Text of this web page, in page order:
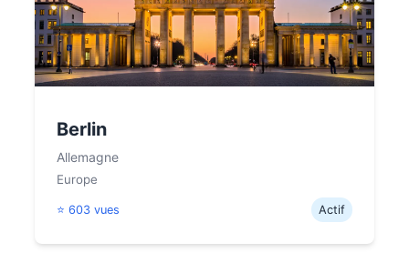
Berlin
Allemagne
Europe
⭐ 603 vues Actif